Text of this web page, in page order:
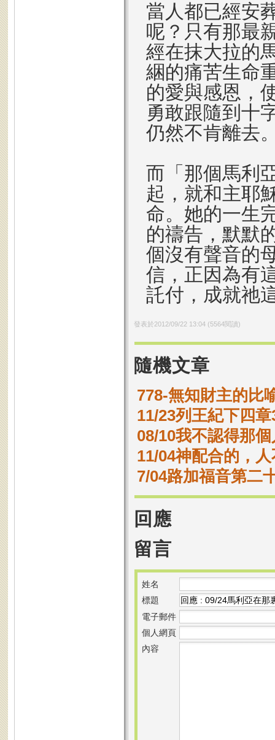
當人都已經安
呢？只有那最
經在抹大拉的
綑的痛苦生命
的愛與感恩，
勇敢跟隨到十
仍然不肯離去
而「那個馬利
起，就和主耶
命。她的一生
的禱告，默默
個沒有聲音的
信，正因為有
託付，成就祂
發表於2012/09/22 13:04 (5564閱讀)
隨機文章
778-無知財主的比
11/23列王紀下四
08/10我不認得那
11/04神配合的，
7/04路加福音第二
回應
留言
姓名
標題
電子郵件
個人網頁
內容